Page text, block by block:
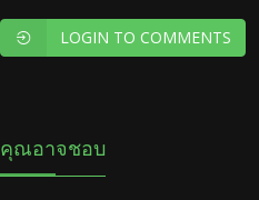
LOGIN TO COMMENTS
คุณอาจชอบ